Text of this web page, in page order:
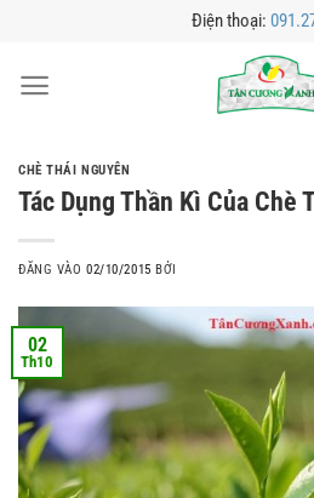
nội
Điện thoại:
CHÈ THÁI NGUYÊN
Tác Dụng Thần Kì Của Chè
ĐĂNG VÀO02/10/2015 BỞI
02
Th10